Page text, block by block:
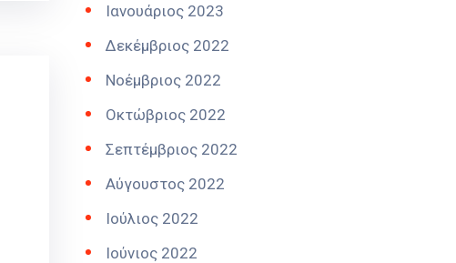
Ιανουάριος 2023
Δεκέμβριος 2022
Νοέμβριος 2022
Οκτώβριος 2022
Σεπτέμβριος 2022
Αύγουστος 2022
Ιούλιος 2022
Ιούνιος 2022